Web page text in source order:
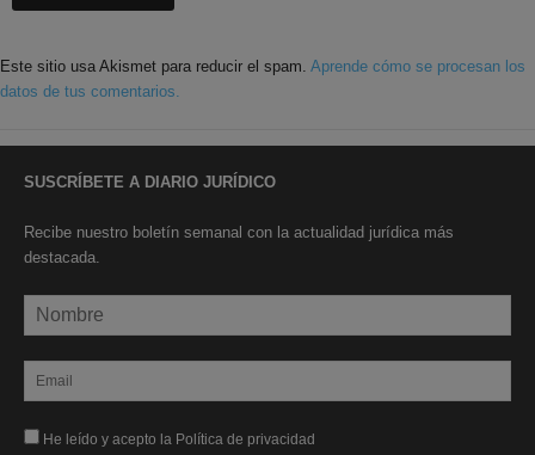
Este sitio usa Akismet para reducir el spam. Aprende cómo se procesan los
datos de tus comentarios.
SUSCRÍBETE A DIARIO JURÍDICO
Recibe nuestro boletín semanal con la actualidad jurídica más
destacada.
He leído y acepto la Política de privacidad